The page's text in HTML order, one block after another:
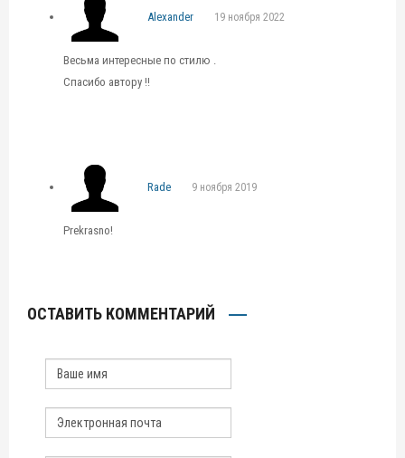
Alexander 19 ноября 2022
Весьма интересные по стилю .
Спасибо автору !!
Rade 9 ноября 2019
Prekrasno!
ОСТАВИТЬ КОММЕНТАРИЙ